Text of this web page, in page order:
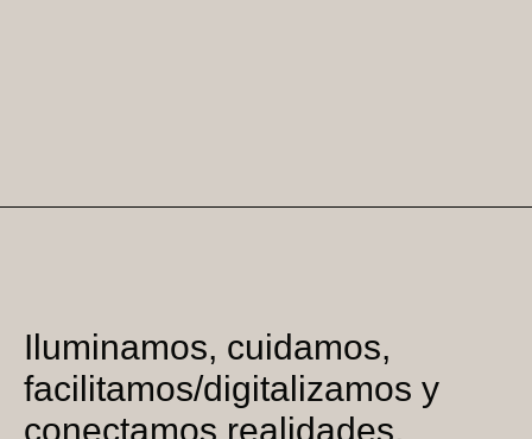
Iluminamos, cuidamos,
facilitamos/digitalizamos y
conectamos realidades.